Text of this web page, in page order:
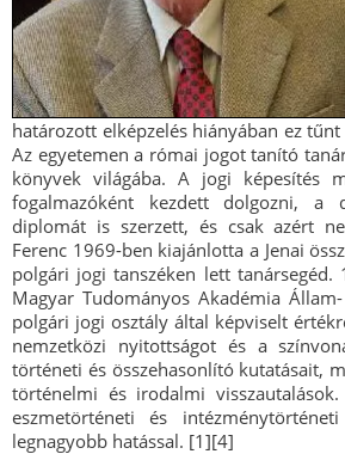
határozott elképzelés hiányában ez
Az egyetemen a római jogot tanító
könyvek világába. A jogi képesítés
fogalmazóként kezdett dolgozni, a
diplomát is szerzett, és csak azért
Ferenc 1969-ben kiajánlotta a Jenai
polgári jogi tanszéken lett
Magyar Tudományos Akadémia
polgári jogi osztály által képviselt
nemzetközi nyitottságot és a
történeti és összehasonlító kutatásait,
történelmi és irodalmi
eszmetörténeti és
legnagyobb hatással. [1][4]